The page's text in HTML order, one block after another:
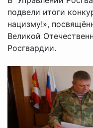
подвели итоги
нацизму!»,
Великой
Росгвардии.